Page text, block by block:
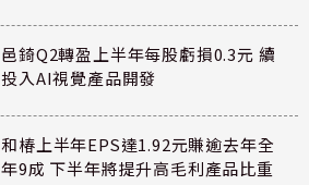
邑錡Q2轉盈上半年每股虧損0.3元 續
投入AI視覺產品開發
和椿上半年EPS達1.92元賺逾去年全
年9成 下半年將提升高毛利產品比重